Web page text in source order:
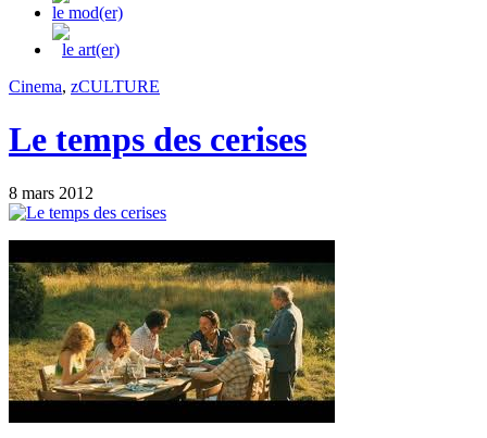
le mod(er)
le art(er)
Cinema, zCULTURE
Le temps des cerises
8 mars 2012